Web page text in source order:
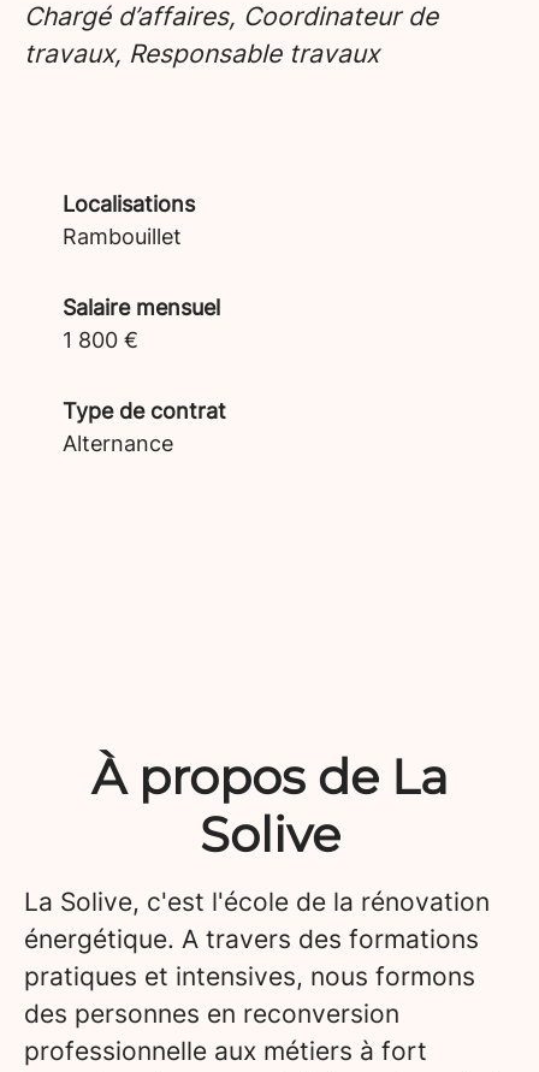
Chargé d’affaires, Coordinateur de
travaux, Responsable travaux
Localisations
Rambouillet
Salaire mensuel
1 800 €
Type de contrat
Alternance
À propos de La
Solive
La Solive, c'est l'école de la rénovation
énergétique. A travers des formations
pratiques et intensives, nous formons
des personnes en reconversion
professionnelle aux métiers à fort